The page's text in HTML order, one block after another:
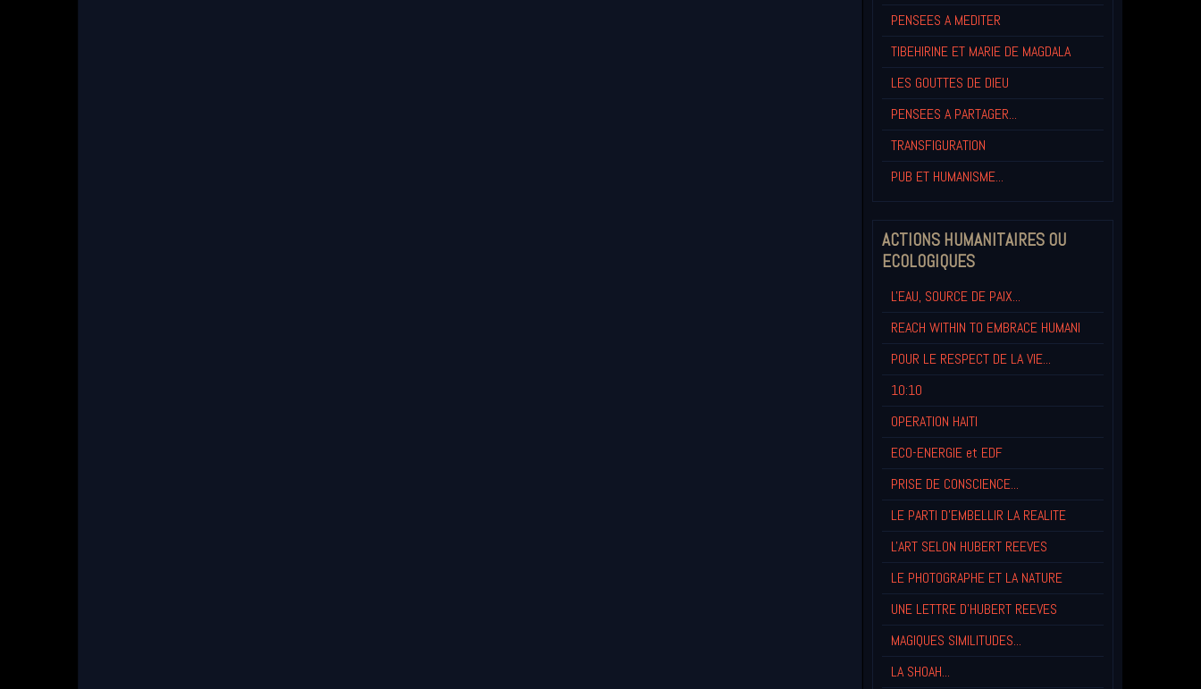
PENSEES A MEDITER
TIBEHIRINE ET MARIE DE MAGDALA
LES GOUTTES DE DIEU
PENSEES A PARTAGER...
TRANSFIGURATION
PUB ET HUMANISME...
ACTIONS HUMANITAIRES OU
ECOLOGIQUES
L'EAU, SOURCE DE PAIX...
REACH WITHIN TO EMBRACE HUMANI
POUR LE RESPECT DE LA VIE...
10:10
OPERATION HAITI
ECO-ENERGIE et EDF
PRISE DE CONSCIENCE...
LE PARTI D'EMBELLIR LA REALITE
L'ART SELON HUBERT REEVES
LE PHOTOGRAPHE ET LA NATURE
UNE LETTRE D'HUBERT REEVES
MAGIQUES SIMILITUDES...
LA SHOAH...